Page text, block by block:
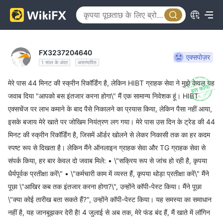
FX3237204640
1 साल के अंदर असत्यापित
एक्सपोज़र
मेरे पास 44 मिनट की स्क्रीन रिकॉर्डिंग है, लेकिन HIBT ग्राहक सेवा ने मुझे केवल यह
जवाब दिया "आपको बस इंतजार करना होगा\" मैं एक सामान्य निवेशक हूं। HIBT
एक्सचेंज पर लाभ कमाने के बाद पैसे निकालने का प्रयास किया, लेकिन पैसा नहीं आया,
इसके बजाय मेरे खाते पर जोखिम नियंत्रण लग गया। मेरे पास उस दिन के ट्रेड की 44
मिनट की स्क्रीन रिकॉर्डिंग है, जिसमें ऑर्डर खोलने से लेकर निकासी तक का हर कदम
स्पष्ट रूप से दिखता है। लेकिन मैंने ऑनलाइन ग्राहक सेवा और TG ग्राहक सेवा से
संपर्क किया, हर बार केवल दो जवाब मिले: • \"सक्रिय रूप से जांच हो रही है, कृपया
धैर्यपूर्वक प्रतीक्षा करें\" • \"कर्मचारी काम में व्यस्त हैं, कृपया थोड़ा प्रतीक्षा करें\" मैंने
पूछा \"आखिर कब तक इंतजार करना होगा?\", उन्होंने कॉपी-पेस्ट किया। मैंने पूछा
\"क्या कोई तारीख बता सकते हैं?", उन्होंने कॉपी-पेस्ट किया। यह समस्या का समाधान
नहीं है, यह जानबूझकर देरी है! 4 जुलाई से अब तक, मेरे फंड बंद हैं, मैं खाते में लॉगिन